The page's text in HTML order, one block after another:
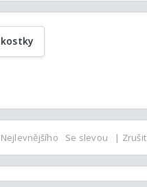
Se slevou | Zrušit